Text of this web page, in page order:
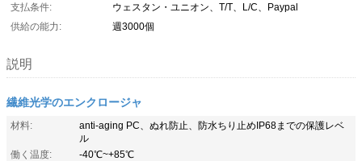
支払条件:
ウェスタン・ユニオン、T/T、L/C、Paypal
供給の能力:
週3000個
説明
繊維光学のエンクロージャ
材料:
anti-aging PC、ぬれ防止、防水ちり止めIP68までの保護レベ
ル
働く温度:
-40℃~+85℃